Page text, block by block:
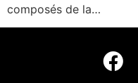
composés de la…